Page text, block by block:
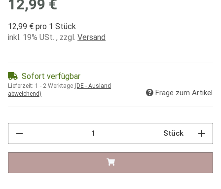
12,99 €
12,99 € pro 1 Stück
inkl. 19% USt. , zzgl. Versand
Sofort verfügbar
Lieferzeit: 1 - 2 Werktage (DE - Ausland
abweichend)
Frage zum Artikel
Stück